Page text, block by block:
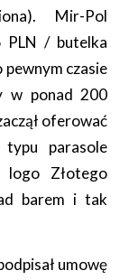
Mir-Pol
PLN / butelka
pewnym czasie
w ponad 200
oferować
parasole
logo Złotego
barem i tak
umowę